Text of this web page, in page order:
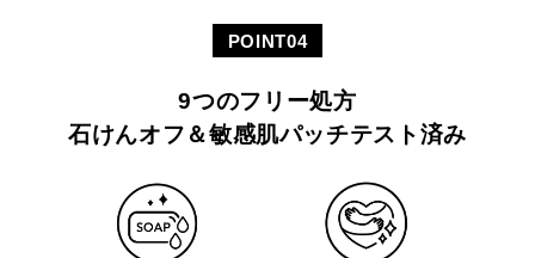
9つのフリー処方
石けんオフ＆敏感肌パッチテスト済み